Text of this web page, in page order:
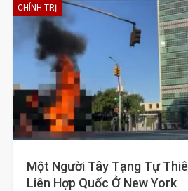
CHÍNH TRỊ
Một Người Tây Tạng Tự
Liên Hợp Quốc Ở New York